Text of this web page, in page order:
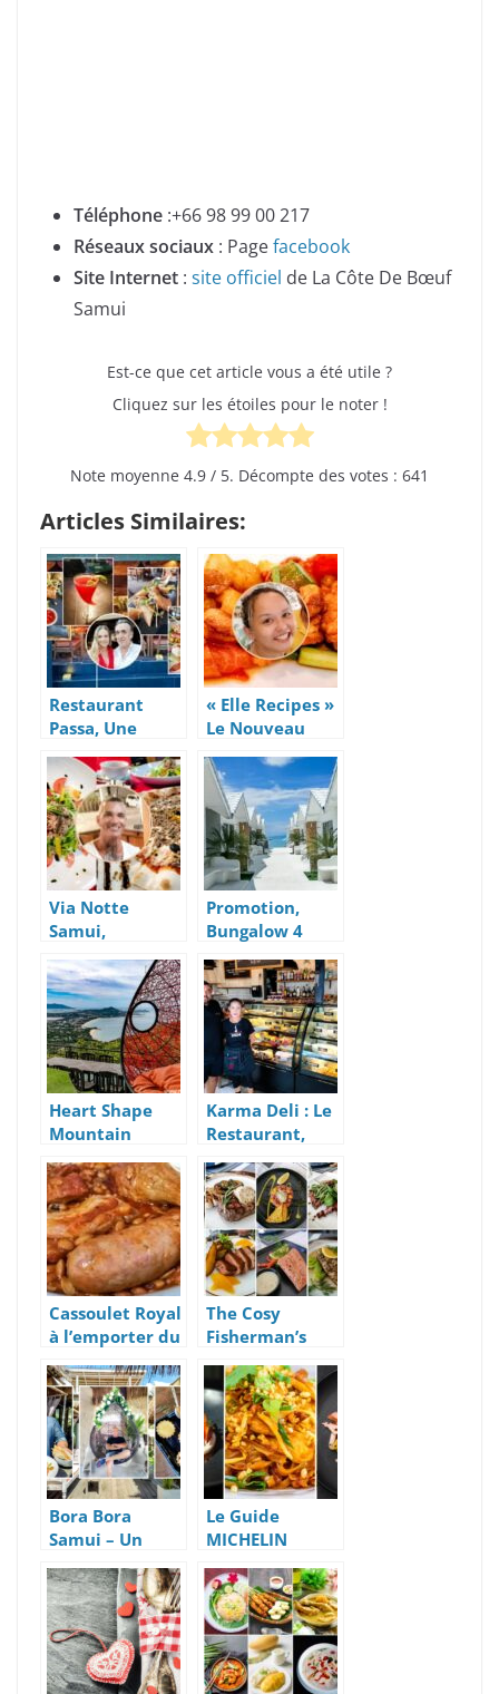
Téléphone :+66 98 99 00 217
Réseaux sociaux : Pagefacebook
Site Internet : site officiel de La Côte De Bœuf
Samui
Est-ce que cet article vous a été utile ?
Cliquez sur les étoiles pour le noter !
Note moyenne 4.9 / 5. Décompte des votes : 641
Articles Similaires:
Restaurant
Passa, Une
Cuisine Fusion
Et Raffinée à
Maenam, Koh
Samui
« Elle Recipes »
Le Nouveau
Restaurant
Thaï Tendance
d’Elle
Via Notte
Samui,
Restaurant &
Pizzeria Niçoise
à Chaweng, Koh
Samui
Promotion,
Bungalow 4
Étoiles A 30
Euros – So
KohKoon
Heart Shape
Mountain
Seaview à Koh
Samui
Karma Deli : Le
Restaurant,
Épicerie Fine et
Française, à
Koh Samui
Cassoulet Royal
à l’emporter du
Petit
Gourmand
The Cosy
Fisherman’s
Village |
Nouveau
Restaurant Et
Nouveau Menu
Bora Bora
Samui – Un
Restaurant
Lounge Coup de
Cœur
Le Guide
MICHELIN
arrive à Koh
Samui – Quels
sont les
premiers
restaurants
référencés ?